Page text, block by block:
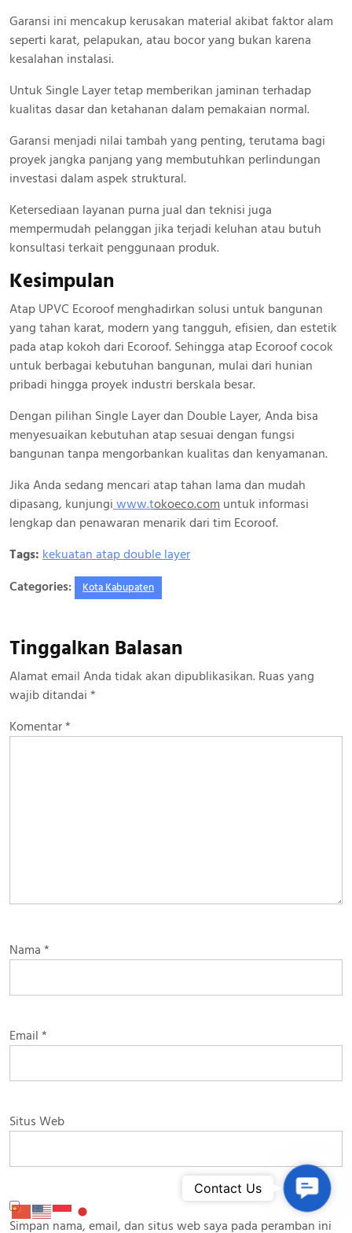
Garansi ini mencakup kerusakan material akibat faktor alam
seperti karat, pelapukan, atau bocor yang bukan karena
kesalahan instalasi.
Untuk Single Layer tetap memberikan jaminan terhadap
kualitas dasar dan ketahanan dalam pemakaian normal.
Garansi menjadi nilai tambah yang penting, terutama bagi
proyek jangka panjang yang membutuhkan perlindungan
investasi dalam aspek struktural.
Ketersediaan layanan purna jual dan teknisi juga
mempermudah pelanggan jika terjadi keluhan atau butuh
konsultasi terkait penggunaan produk.
Kesimpulan
Atap UPVC Ecoroof menghadirkan solusi untuk bangunan
yang tahan karat, modern yang tangguh, efisien, dan estetik
pada atap kokoh dari Ecoroof. Sehingga atap Ecoroof cocok
untuk berbagai kebutuhan bangunan, mulai dari hunian
pribadi hingga proyek industri berskala besar.
Dengan pilihan Single Layer dan Double Layer, Anda bisa
menyesuaikan kebutuhan atap sesuai dengan fungsi
bangunan tanpa mengorbankan kualitas dan kenyamanan.
Jika Anda sedang mencari atap tahan lama dan mudah
dipasang, kunjungi www.tokoeco.com untuk informasi
lengkap dan penawaran menarik dari tim Ecoroof.
Tags: kekuatan atap double layer
Categories:
Kota Kabupaten
Tinggalkan Balasan
Alamat email Anda tidak akan dipublikasikan. Ruas yang
wajib ditandai *
Komentar*
Nama *
Email *
Situs Web
Simpan nama, email, dan situs web saya pada peramban ini
Contact Us